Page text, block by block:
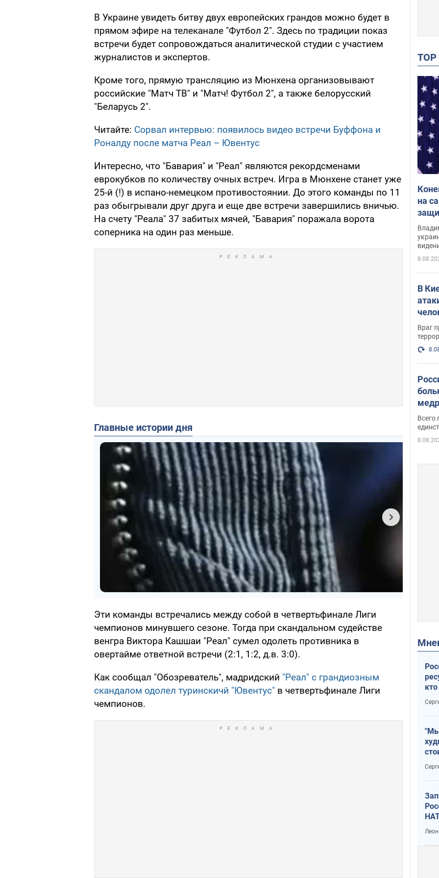
В Украине увидеть битву двух европейских грандов можно будет в
прямом эфире на телеканале "Футбол 2". Здесь по традиции показ
встречи будет сопровождаться аналитической студии с участием
журналистов и экспертов.
Кроме того, прямую трансляцию из Мюнхена организовывают
российские "Матч ТВ" и "Матч! Футбол 2", а также белорусский
"Беларусь 2".
Читайте: Сорвал интервью: появилось видео встречи Буффона и
Роналду после матча Реал – Ювентус
Интересно, что "Бавария" и "Реал" являются рекордсменами
еврокубков по количеству очных встреч. Игра в Мюнхене станет уже
25-й (!) в испано-немецком противостоянии. До этого команды по 11
раз обыгрывали друг друга и еще две встречи завершились вничью.
На счету "Реала" 37 забитых мячей, "Бавария" поражала ворота
соперника на один раз меньше.
Главные истории дня
Эти команды встречались между собой в четвертьфинале Лиги
чемпионов минувшего сезоне. Тогда при скандальном судействе
венгра Виктора Кашшаи "Реал" сумел одолеть противника в
овертайме ответной встречи (2:1, 1:2, д.в. 3:0).
Как сообщал "Обозреватель", мадридский "Реал" с грандиозным
скандалом одолел туринскичй "Ювентус" в четвертьфинале Лиги
чемпионов.
на
В
Враг
Всего